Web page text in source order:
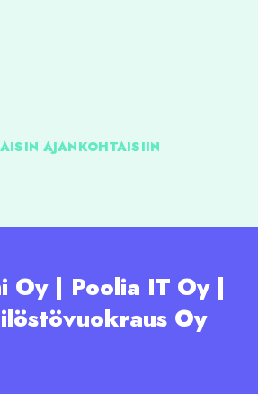
AJANKOHTAISIIN
Oy | Poolia IT Oy |
Oy